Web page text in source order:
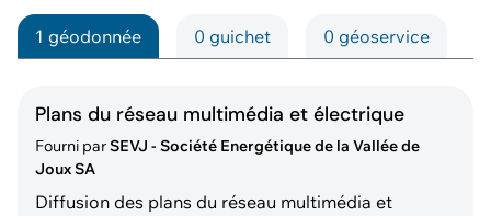
1 géodonnée 0 guichet 0 géoservice
Plans du réseau multimédia et électrique
Fourni parSEVJ - Société Energétique de la Vallée de
Joux SA
Diffusion des plans du réseau multimédia et